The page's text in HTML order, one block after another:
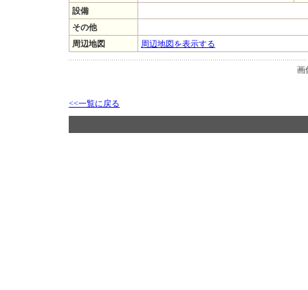
設備
その他
周辺地図
周辺地図を表示する
画
<<一覧に戻る